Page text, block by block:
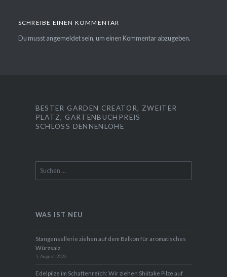
SCHREIBE EINEN KOMMENTAR
Du musstangemeldetsein, um einen Kommentar abzugeben.
BESTER GARDEN CREATOR, ZWEITER
PLATZ, GARTENBUCHPREIS
SCHLOSS DENNENLOHE
nach:
WAS IST NEU
Stangensellerie ziehen auf dem Balkon für aromatisches
Würzsalz
5. August 2026
Edelpilze im Schattenreich: Wir ziehen Shiitake Pilze auf